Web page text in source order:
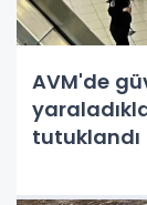
AVM'de
tutuklandı